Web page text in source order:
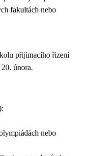
fakultách nebo
přijímacího řízení
února.
nebo